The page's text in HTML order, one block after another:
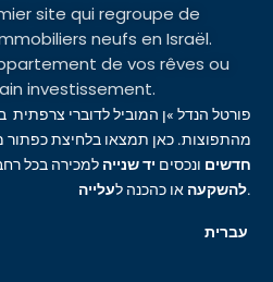
site qui regroupe de
neufs en Israël.
de vos rêves ou
investissement.
פורטל הנדל »ן המוביל לדוברי צרפתית
מהתפוצות. כאן תמצאו בלחיצת כפתור
חדשים ונכסים יד שנייה למכירה בכל
להשקעה או כהכנה לעלייה .